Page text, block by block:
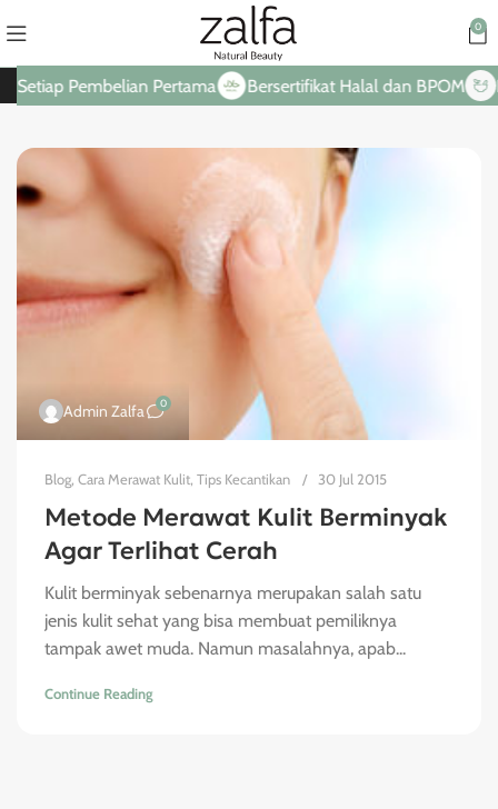
0
Pembelian Pertama Bersertifikat Halal dan BPOM
Admin Zalfa 0
Blog, Cara Merawat Kulit, Tips Kecantikan 30 Jul 2015
Metode Merawat Kulit Berminyak
Agar Terlihat Cerah
Kulit berminyak sebenarnya merupakan salah satu
jenis kulit sehat yang bisa membuat pemiliknya
tampak awet muda. Namun masalahnya, apab...
Continue Reading